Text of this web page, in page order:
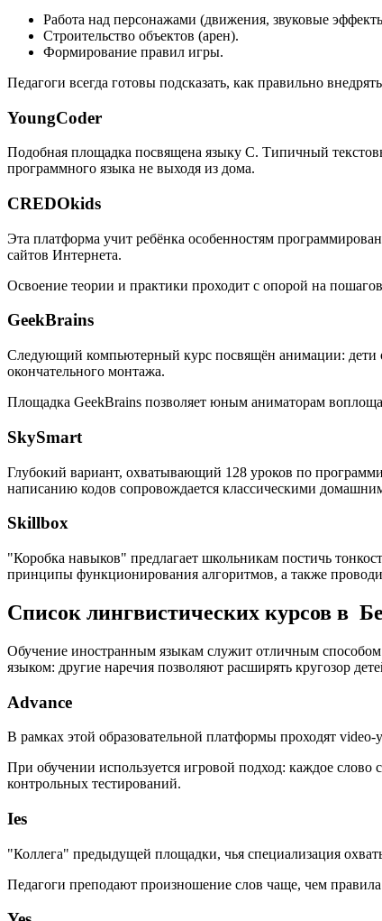
Работа над персонажами (движения, звуковые
Строительство объектов (арен).
Формирование правил игры.
Педагоги всегда готовы подсказать, как правильно
YoungCoder
Подобная площадка посвящена языку C. Типичный
программного языка не выходя из дома.
CREDOkids
Эта платформа учит ребёнка особенностям
сайтов Интернета.
Освоение теории и практики проходит с опорой на
GeekBrains
Следующий компьютерный курс посвящён анимации: дети
окончательного монтажа.
Площадка GeekBrains позволяет юным аниматорам
SkySmart
Глубокий вариант, охватывающий 128 уроков по
написанию кодов сопровождается классическими
Skillbox
"Коробка навыков" предлагает школьникам постичь
принципы функционирования алгоритмов, а также
Список лингвистических курсов в
Обучение иностранным языкам служит отличным
языком: другие наречия позволяют расширять кругозор
Advance
В рамках этой образовательной платформы проходят
При обучении используется игровой подход: каждое
контрольных тестирований.
Ies
"Коллега" предыдущей площадки, чья специализация
Педагоги преподают произношение слов чаще, чем